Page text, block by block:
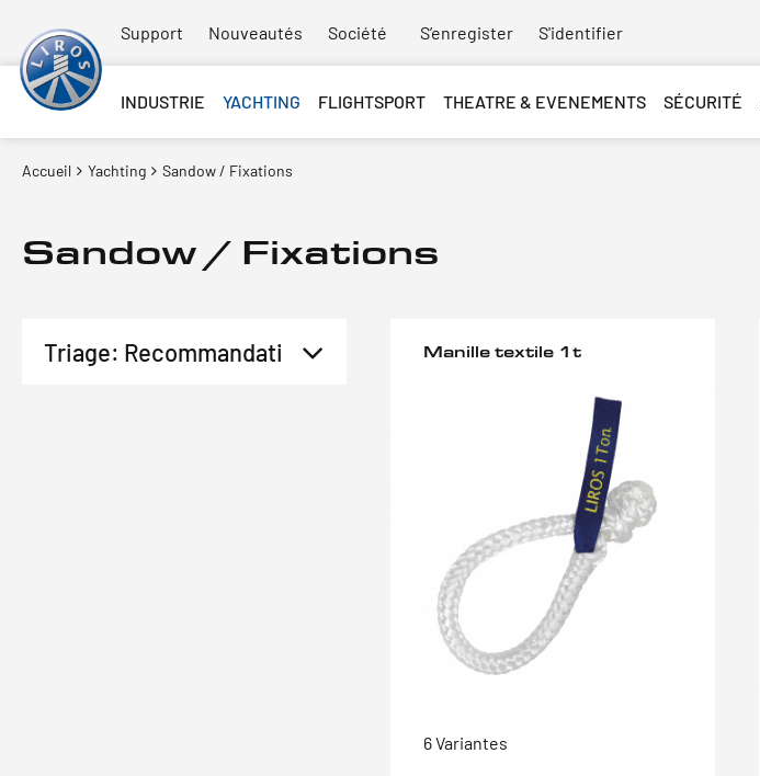
Support Nouveautés Société S’enregister S'identifier
INDUSTRIE YACHTING FLIGHTSPORT THEATRE & EVENEMENTS SÉCURITÉ
Accueil Yachting Sandow / Fixations
Sandow / Fixations
Manille textile 1t
6 Variantes